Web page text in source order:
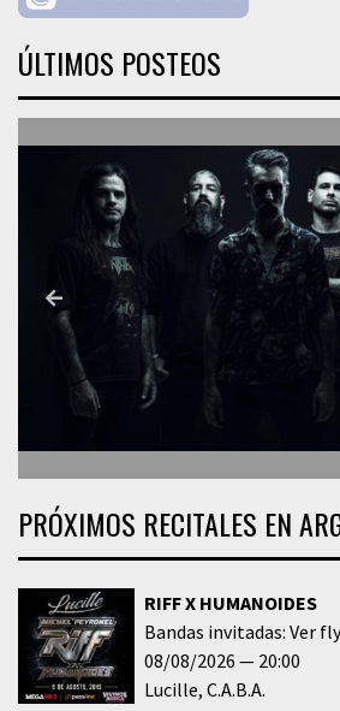
ÚLTIMOS POSTEOS
PRÓXIMOS RECITALES EN
RIFF X HUMANOIDES
Bandas invitadas: Ver
08/08/2026
20:00
Lucille C.A.B.A.